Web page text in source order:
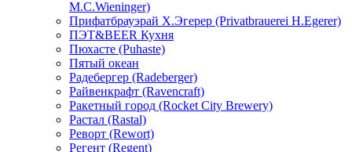
М.С.Wieninger)
Прифатбрауэрай Х.Эгерер (Privatbrauerei H.Egerer)
ПЭТ&BEER Кухня
Пюхасте (Puhaste)
Пятый океан
Радебергер (Radeberger)
Райвенкрафт (Ravencraft)
Ракетный город (Rocket City Brewery)
Растал (Rastal)
Реворт (Rewort)
Регент (Regent)